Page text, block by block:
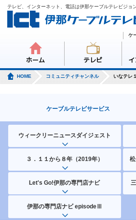
テレビ、インターネット、電話は伊那ケーブルテレビジョン
ホーム テレビ
ケ
HOME コミュニティチャンネル いなテレ
ケーブルテレビサービス
ウィークリーニュースダイジェスト
３．１１から８年（2019年）
Let's Go!伊那の専門店ナビ
伊那の専門店ナビ episodeⅢ